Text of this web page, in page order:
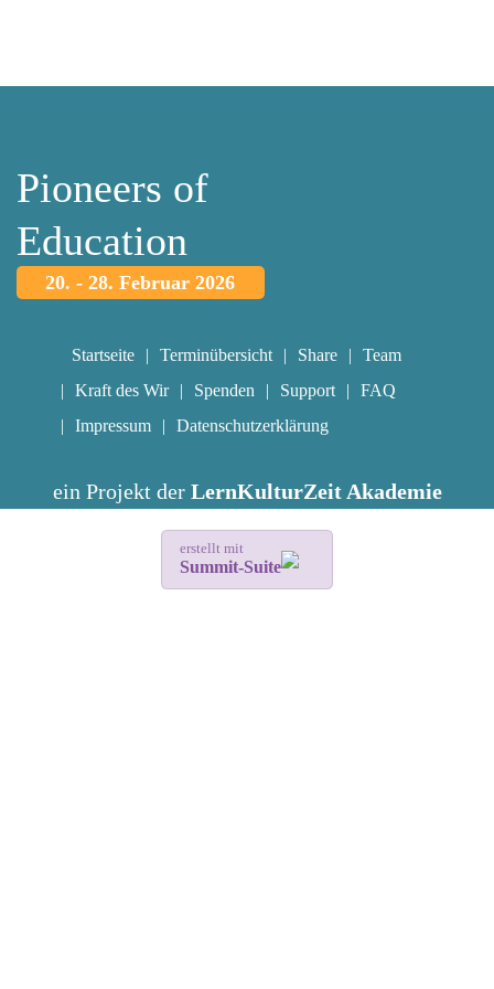
Pioneers of
Education
20. - 28. Februar 2026
Startseite Terminübersicht Share
Team
Kraft des Wir
Spenden Support
FAQ
Impressum
Datenschutzerklärung
ein Projekt der LernKulturZeit Akademie
erstellt mit
Summit-Suite